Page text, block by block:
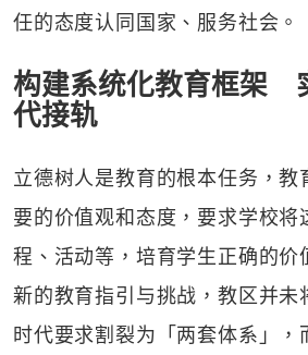
任的态度认同国家、服务社会。
构建系统化教育框架
代接轨
立德树人是教育的根本任务，教
要的价值观和态度，要求学校将
程、活动等，培育学生正确的价
新的教育指引与挑战，教区并未
时代要求割裂为「两套体系」，